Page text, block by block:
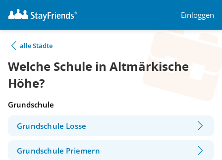
Einloggen
alle Städte
Welche Schule in Altmärkische
Höhe?
Grundschule
Grundschule Losse
Grundschule Priemern